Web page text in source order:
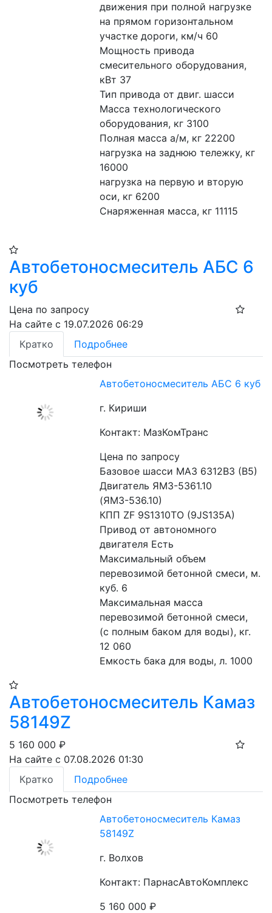
движения при полной нагрузке
на прямом горизонтальном
участке дороги, км/ч 60
Мощность привода
смесительного оборудования,
кВт 37
Тип привода от двиг. шасси
Масса технологического
оборудования, кг 3100
Полная масса а/м, кг 22200
нагрузка на заднюю тележку, кг
16000
нагрузка на первую и вторую
оси, кг 6200
Снаряженная масса, кг 11115
Автобетоносмеситель АБС 6
куб
Цена по запросу
На сайте с 19.07.2026 06:29
Кратко
Подробнее
Посмотреть телефон
Автобетоносмеситель АБС 6 куб
г. Кириши
Контакт: МазКомТранс
Цена по запросу
Базовое шасси МАЗ 6312В3 (В5)
Двигатель ЯМЗ-5361.10
(ЯМЗ-536.10)
КПП ZF 9S1310TO (9JS135A)
Привод от автономного
двигателя Есть
Максимальный объем
перевозимой бетонной смеси, м.
куб. 6
Максимальная масса
перевозимой бетонной смеси,
(с полным баком для воды), кг.
12 060
Емкость бака для воды, л. 1000
Автобетоносмеситель Камаз
58149Z
5 160 000 ₽
На сайте с 07.08.2026 01:30
Кратко
Подробнее
Посмотреть телефон
Автобетоносмеситель Камаз
58149Z
г. Волхов
Контакт: ПарнасАвтоКомплекс
5 160 000₽